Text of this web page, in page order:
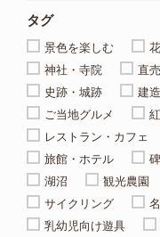
タグ
景色を楽しむ 花
神社・寺院
直
史跡・城跡
建
ご当地グルメ
レストラン・カフェ
旅館・ホテル
湖沼
観光農園
サイクリング
乳幼児向け遊具